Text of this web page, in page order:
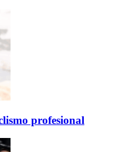
profesional